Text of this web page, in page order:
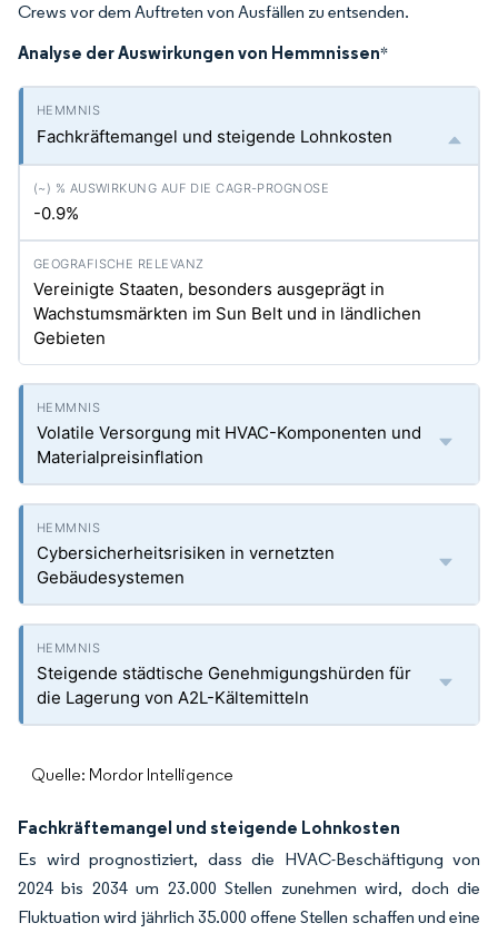
Crews vor dem Auftreten von Ausfällen zu entsenden.
Analyse der Auswirkungen von Hemmnissen*
Fachkräftemangel und steigende Lohnkosten
-0.9%
Vereinigte Staaten, besonders ausgeprägt in
Wachstumsmärkten im Sun Belt und in ländlichen
Gebieten
Volatile Versorgung mit HVAC-Komponenten und
Materialpreisinflation
Cybersicherheitsrisiken in vernetzten
Gebäudesystemen
Steigende städtische Genehmigungshürden für
die Lagerung von A2L-Kältemitteln
Quelle: Mordor Intelligence
Fachkräftemangel und steigende Lohnkosten
Es wird prognostiziert, dass die HVAC-Beschäftigung von
2024 bis 2034 um 23.000 Stellen zunehmen wird, doch die
Fluktuation wird jährlich 35.000 offene Stellen schaffen und eine